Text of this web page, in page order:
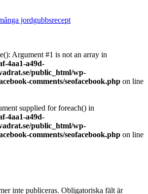
jordgubbsrecept
Argument #1 is not an array in
4aa1-a49d-
public_html/wp-
comments/seofacebook.php on line
supplied for foreach() in
4aa1-a49d-
public_html/wp-
comments/seofacebook.php on line
inte publiceras. Obligatoriska fält är